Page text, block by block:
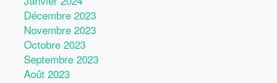
Décembre 2023
Novembre 2023
Octobre 2023
Septembre 2023
Août 2023